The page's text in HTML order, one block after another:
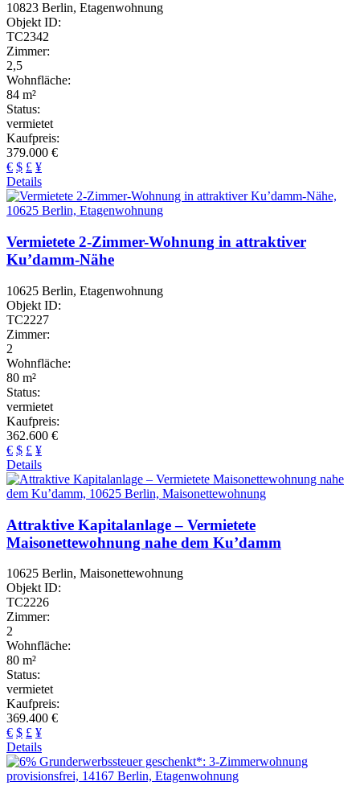
10823 Berlin, Etagenwohnung
Objekt ID:
TC2342
Zimmer:
2,5
Wohnfläche:
84 m²
Status:
vermietet
Kaufpreis:
379.000 €
€ $ £ ¥
Details
Vermietete 2-Zimmer-Wohnung in attraktiver
Ku’damm-Nähe
10625 Berlin, Etagenwohnung
Objekt ID:
TC2227
Zimmer:
2
Wohnfläche:
80 m²
Status:
vermietet
Kaufpreis:
362.600 €
€ $ £ ¥
Details
Attraktive Kapitalanlage – Vermietete
Maisonettewohnung nahe dem Ku’damm
10625 Berlin, Maisonettewohnung
Objekt ID:
TC2226
Zimmer:
2
Wohnfläche:
80 m²
Status:
vermietet
Kaufpreis:
369.400 €
€ $ £ ¥
Details